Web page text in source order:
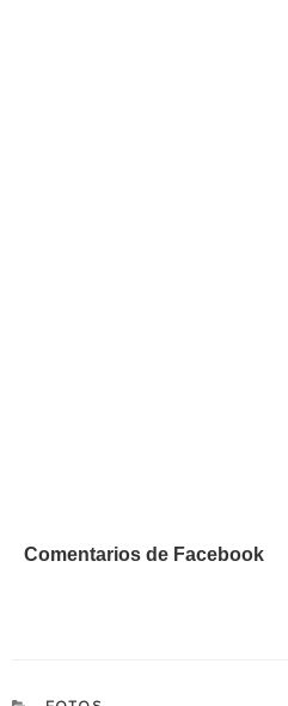
Comentarios de Facebook